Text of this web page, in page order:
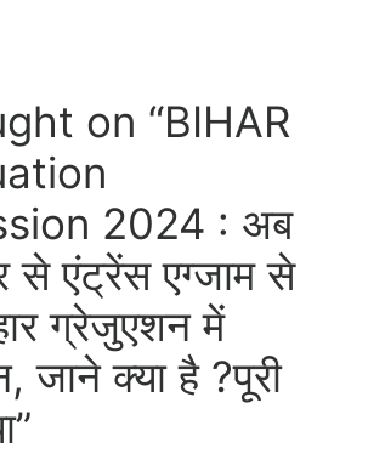
on “BIHAR
2024 : अब
से एंट्रेंस एग्जाम से
ग्रेजुएशन में
जाने क्या है ?पूरी